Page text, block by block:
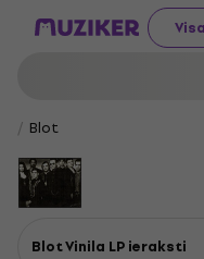
Blot
Blot Vinila LP ieraksti